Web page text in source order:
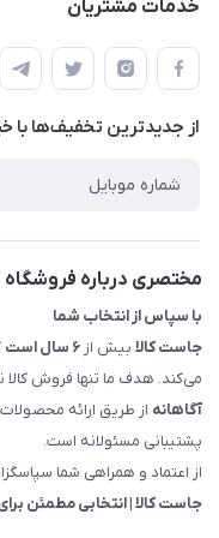
سمت چپ (فروشگاه
هماهنگی"
حساب کاربری
تماس با ما
خدمات مشتریان
راهنما
پرسش های شما
شرایط و ضوابط گارانتی
روش های بازگرداندن کالا
از جدید‌ترین تخفیف‌ها با‌
مختصری درباره فروشگاه
با سپاس از انتخاب شما
جاست کالا بیش از ۶ سال است
می‌کند. هدف ما تنها فروش
آگاهانه از طریق ارائه
پشتیبانی مسئولانه است.
از اعتماد و همراهی شما
جاست کالا | انتخابی مطمئن